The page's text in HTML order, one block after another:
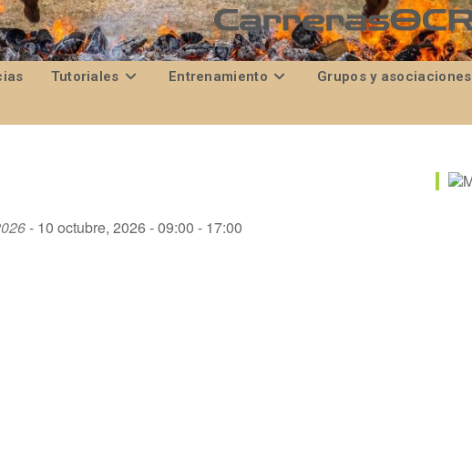
Tutoriales Entrenamiento Grupos y asociaciones
- 10 octubre, 2026 - 09:00 - 17:00